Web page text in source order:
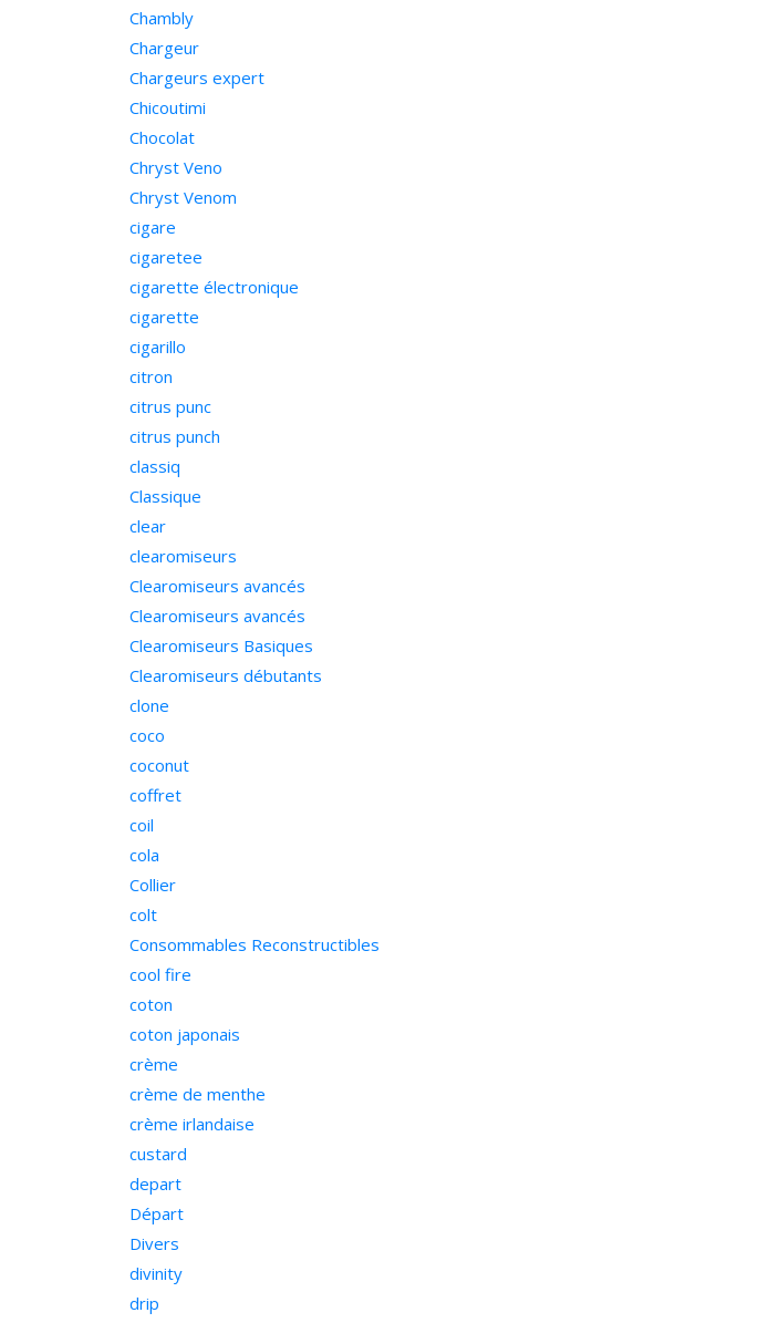
Chambly
Chargeur
Chargeurs expert
Chicoutimi
Chocolat
Chryst Veno
Chryst Venom
cigare
cigaretee
cigarette électronique
cigarette
cigarillo
citron
citrus punc
citrus punch
classiq
Classique
clear
clearomiseurs
Clearomiseurs avancés
Clearomiseurs avancés
Clearomiseurs Basiques
Clearomiseurs débutants
clone
coco
coconut
coffret
coil
cola
Collier
colt
Consommables Reconstructibles
cool fire
coton
coton japonais
crème
crème de menthe
crème irlandaise
custard
depart
Départ
Divers
divinity
drip